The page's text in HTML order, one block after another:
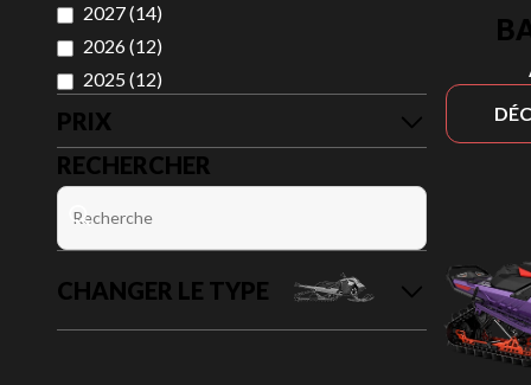
2027(14)
2026(12)
2025 (12)
PRIX
RECHERCHER
CHANGER LE TYPE